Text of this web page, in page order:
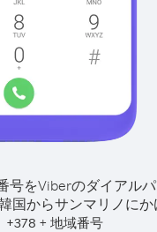
号をViberのダイアル
国からサンマリノにか
+378 + 地域番号